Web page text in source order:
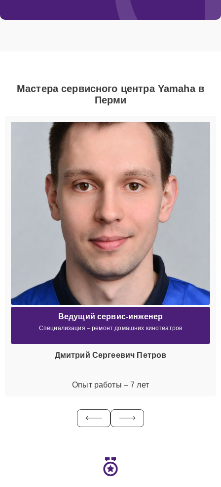
Мастера сервисного центра Yamaha в
Перми
Ведущий сервис-инженер
Специализация – ремонт домашних кинотеатров
Дмитрий Сергеевич Петров
Опыт работы – 7 лет